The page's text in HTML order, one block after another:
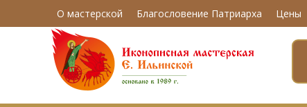
О мастерской Благословение Патриарха Цены